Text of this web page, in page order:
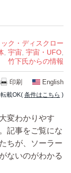
ック・ディスクロー
, 宇宙, 宇宙・UFO,
竹下氏からの情報
印刷 English
載OK( 条件はこちら )
変わかりやす
記事をご覧にな
ちが、ソーラー
ないのがわかる